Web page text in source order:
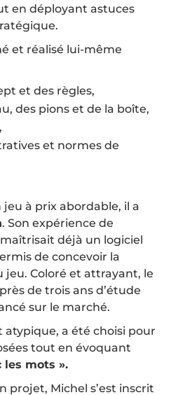
en déployant astuces
et réalisé lui-même
et des règles,
des pions et de la boîte,
et normes de
à prix abordable, il a
. Son expérience de
déjà un logiciel
de concevoir la
Coloré et attrayant, le
de trois ans d’étude
sur le marché.
a été choisi pour
tout en évoquant
les mots ».
projet, Michel s’est inscrit